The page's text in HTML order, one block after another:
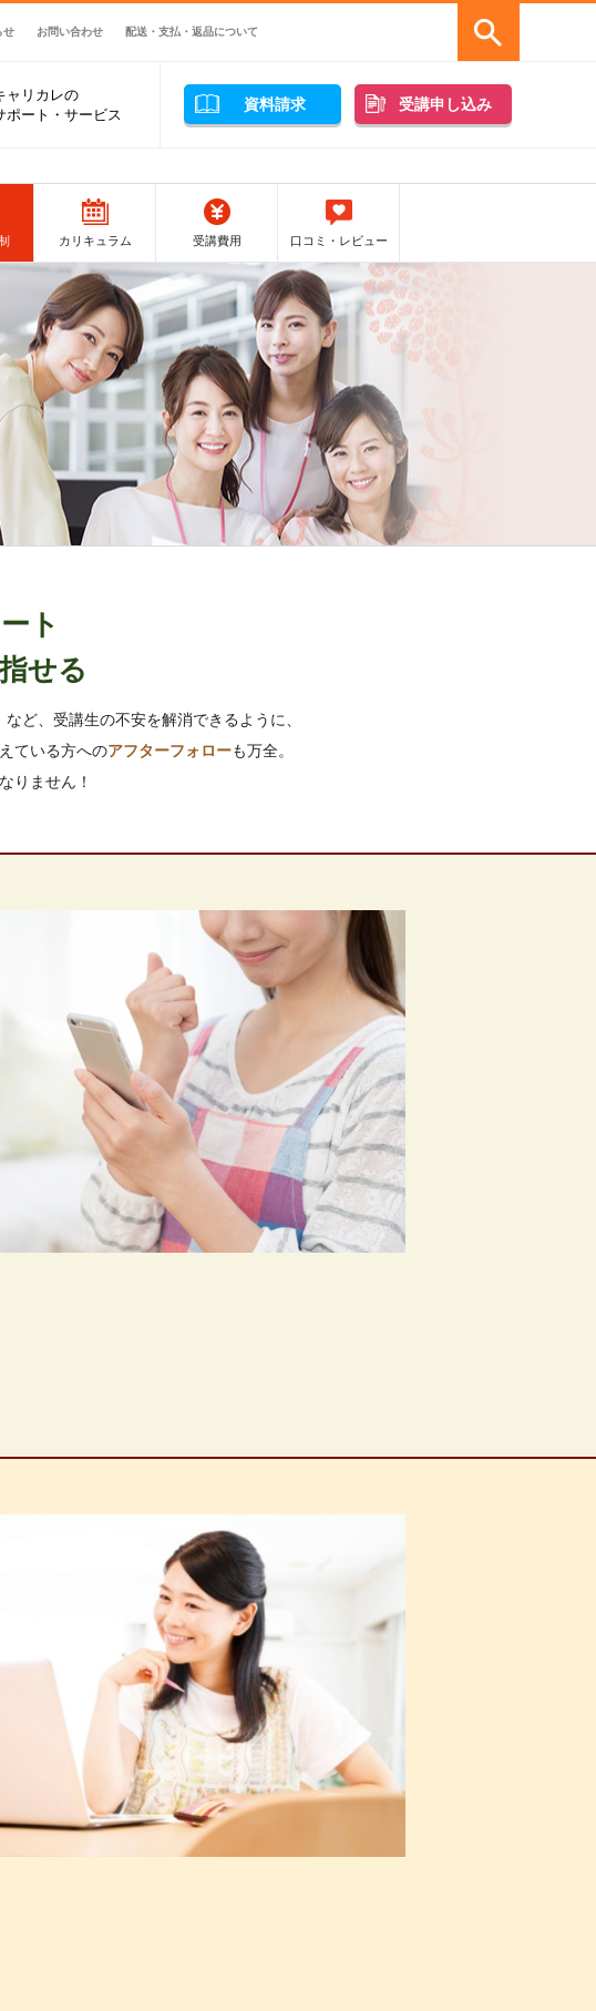
せ お問い合わせ 配送・支払・返品について
ャリカレの
ポート・サービス
資料請求 受講申し込み
カリキュラム 受講費用 口コミ・レビュー
ト
せる
ど、受講生の不安を解消できるように、
ている方へのアフターフォローも万全。
りません！